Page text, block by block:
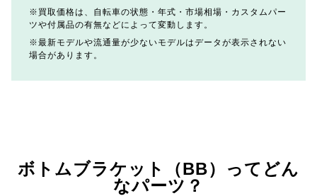
買取価格は、自転車の状態・年式・市場相場・カスタムパー
ツや付属品の有無などによって変動します。
最新モデルや流通量が少ないモデルはデータが表示されない
場合があります。
ボトムブラケット（BB）ってどん
なパーツ？